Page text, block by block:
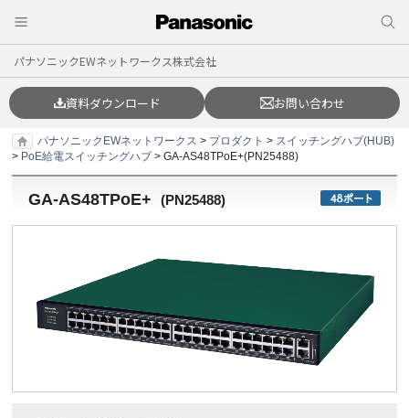
パナソニックEWネットワークス株式会社
資料ダウンロード お問い合わせ
パナソニックEWネットワークス > プロダクト > スイッチングハブ(HUB)
> PoE給電スイッチングハブ > GA-AS48TPoE+(PN25488)
GA-AS48TPoE+ (PN25488)